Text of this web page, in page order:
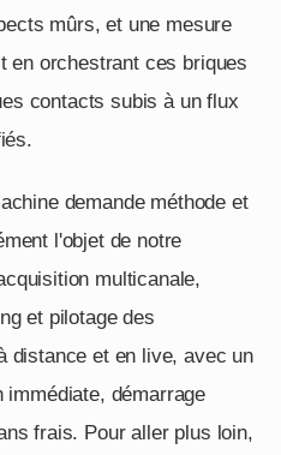
mûrs, et une mesure
en orchestrant ces briques
contacts subis à un flux
demande méthode et
l'objet de notre
multicanale,
et pilotage des
distance et en live, avec un
démarrage
frais. Pour aller plus loin,